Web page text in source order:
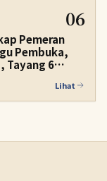
06
Pemeran
Pembuka,
Tayang 6
Lihat